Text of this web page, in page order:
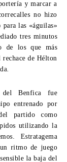
y marcar a
no hizo
las «águilas»
tres minutos
de los que más
de Hélton
del Benfica fue
entrenado por
partido como
utilizando la
Estratagema
ritmo de juego
la baja del